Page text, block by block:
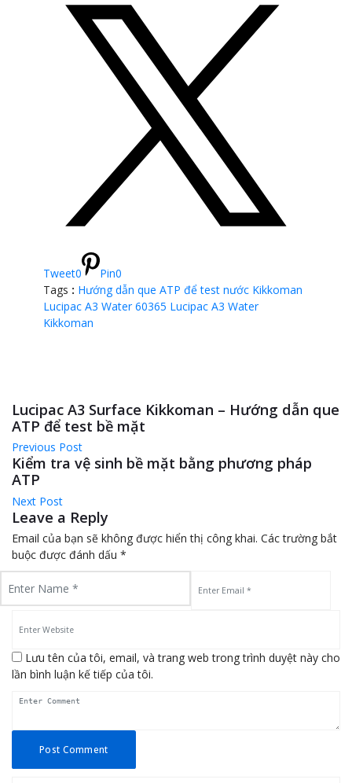
Tweet0 Pin0
Tags : Hướng dẫn que ATP để test nước Kikkoman
Lucipac A3 Water 60365 Lucipac A3 Water
Kikkoman
Lucipac A3 Surface Kikkoman – Hướng dẫn que
ATP để test bề mặt
Previous Post
Kiểm tra vệ sinh bề mặt bằng phương pháp
ATP
Next Post
Leave a Reply
Email của bạn sẽ không được hiển thị công khai. Các trường bắt
buộc được đánh dấu *
Lưu tên của tôi, email, và trang web trong trình duyệt này cho
lần bình luận kế tiếp của tôi.